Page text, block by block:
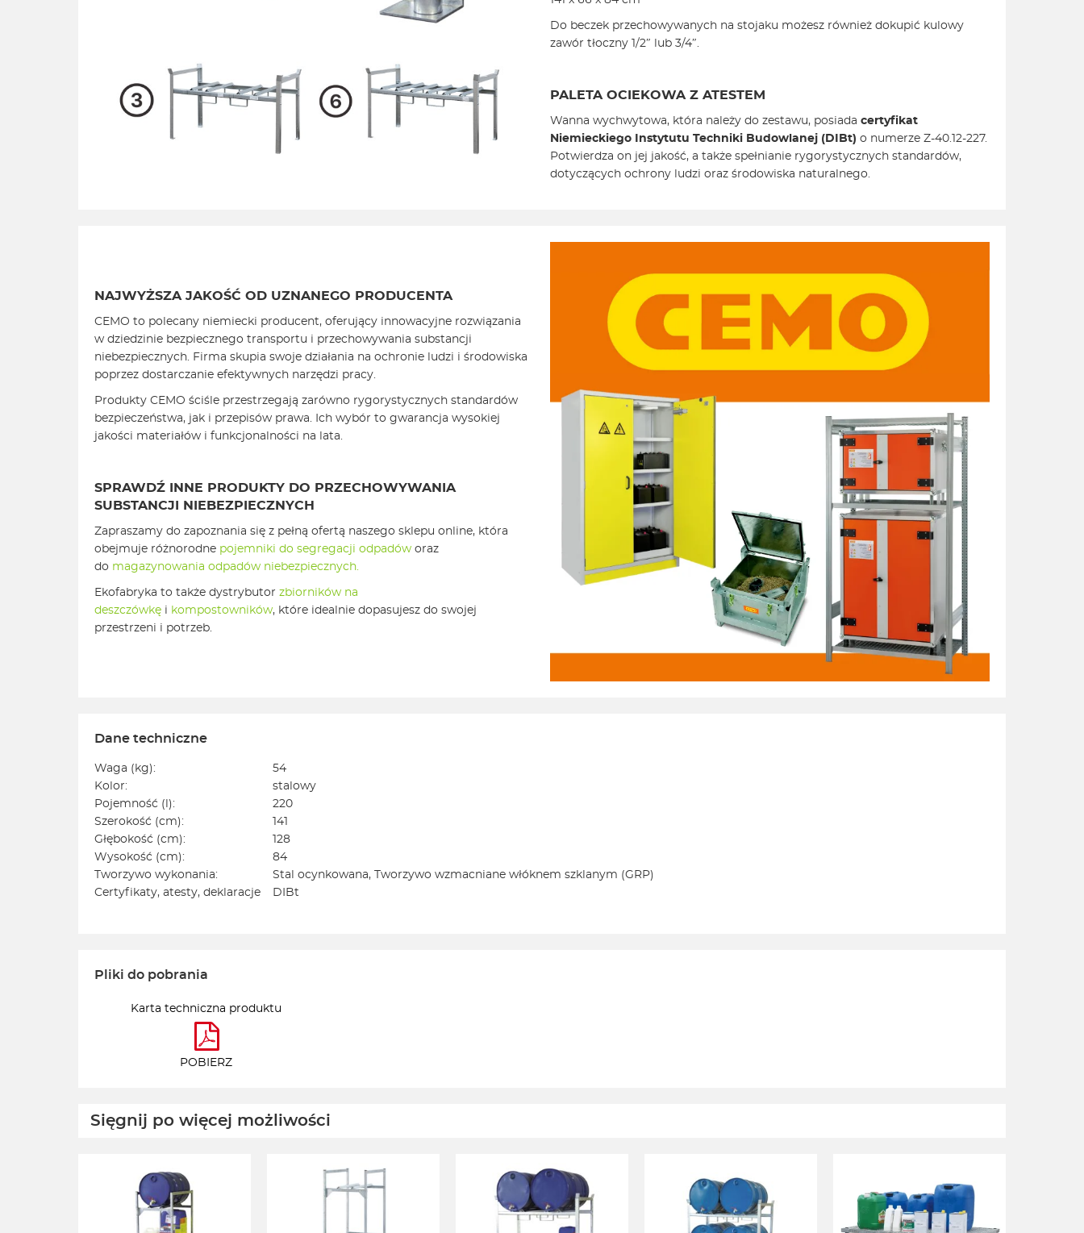
Do beczek przechowywanych na stojaku możesz również dokupić kulowy
zawór tłoczny 1/2″ lub 3/4″.
PALETA OCIEKOWA Z ATESTEM
Wanna wychwytowa, która należy do zestawu, posiada certyfikat
Niemieckiego Instytutu Techniki Budowlanej (DIBt) o numerze Z-40.12-227.
Potwierdza on jej jakość, a także spełnianie rygorystycznych standardów,
dotyczących ochrony ludzi oraz środowiska naturalnego.
NAJWYŻSZA JAKOŚĆ OD UZNANEGO PRODUCENTA
CEMO to polecany niemiecki producent, oferujący innowacyjne rozwiązania
w dziedzinie bezpiecznego transportu i przechowywania substancji
niebezpiecznych. Firma skupia swoje działania na ochronie ludzi i środowiska
poprzez dostarczanie efektywnych narzędzi pracy.
Produkty CEMO ściśle przestrzegają zarówno rygorystycznych standardów
bezpieczeństwa, jak i przepisów prawa. Ich wybór to gwarancja wysokiej
jakości materiałów i funkcjonalności na lata.
SPRAWDŹ INNE PRODUKTY DO PRZECHOWYWANIA
SUBSTANCJI NIEBEZPIECZNYCH
Zapraszamy do zapoznania się z pełną ofertą naszego sklepu online, która
obejmuje różnorodne pojemniki do segregacji odpadów oraz
do magazynowania odpadów niebezpiecznych.
Ekofabryka to także dystrybutor zbiorników na
deszczówkę i kompostowników, które idealnie dopasujesz do swojej
przestrzeni i potrzeb.
Dane techniczne
Waga (kg):
54
Kolor:
stalowy
Pojemność (l):
220
Szerokość (cm):
141
Głębokość (cm):
128
Wysokość (cm):
84
Tworzywo wykonania:
Stal ocynkowana, Tworzywo wzmacniane włóknem szklanym (GRP)
Certyfikaty, atesty, deklaracje
DIBt
Pliki do pobrania
Karta techniczna produktu
POBIERZ
Sięgnij po więcej możliwości